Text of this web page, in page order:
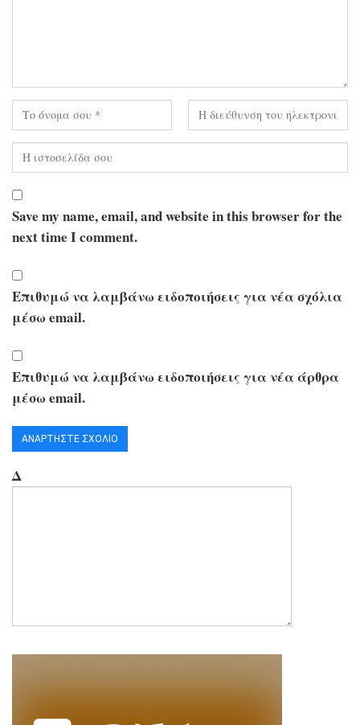
Save my name, email, and website in this browser for the
next time I comment.
Επιθυμώ να λαμβάνω ειδοποιήσεις για νέα σχόλια
μέσω email.
Επιθυμώ να λαμβάνω ειδοποιήσεις για νέα άρθρα
μέσω email.
Δ